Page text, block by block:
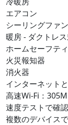
エアコン
シーリングファン
暖房 - ダクトレ
ホームセーフティ
火災報知器
消火器
インターネット
高速Wi-Fi：
速度テストで確
複数のデバイス